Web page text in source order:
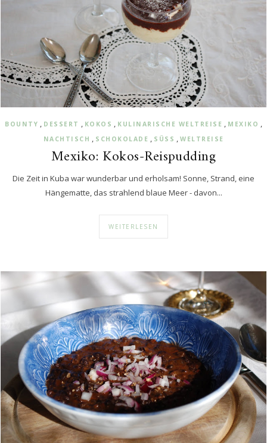
BOUNTY , DESSERT , KOKOS , KULINARISCHE WELTREISE , MEXIKO ,
NACHTISCH , SCHOKOLADE , SÜSS , WELTREISE
Mexiko: Kokos-Reispudding
Die Zeit in Kuba war wunderbar und erholsam! Sonne, Strand, eine
Hängematte, das strahlend blaue Meer - davon...
WEITERLESEN